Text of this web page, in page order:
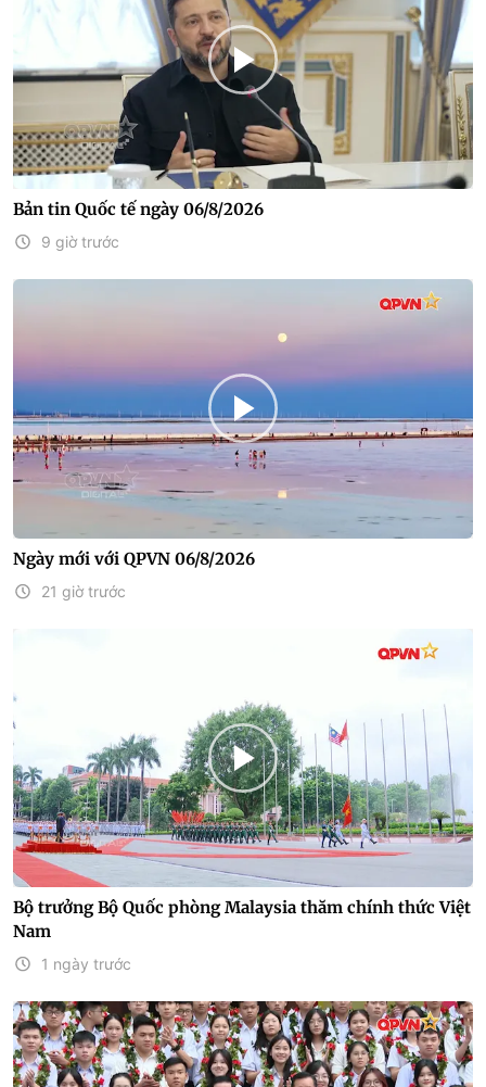
Bản tin Quốc tế ngày 06/8/2026
9 giờ trước
Ngày mới với QPVN 06/8/2026
21 giờ trước
Bộ trưởng Bộ Quốc phòng Malaysia thăm chính thức Việt
Nam
1 ngày trước